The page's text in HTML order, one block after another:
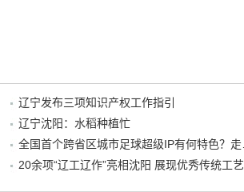
辽宁发布三项知识产权工作指引
辽宁沈阳：水稻种植忙
20余项“辽工辽作”亮相沈阳 展现优秀传统工艺